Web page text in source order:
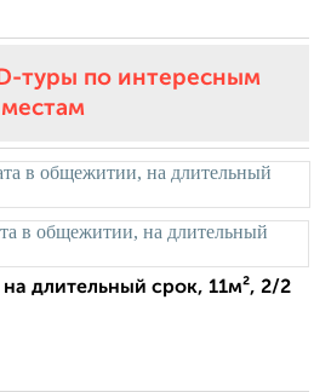
туры по интересным
местам
длительный срок, 11м², 2/2